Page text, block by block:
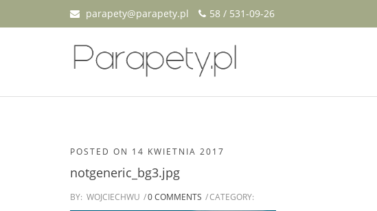
parapety@parapety.pl 58 / 531-09-26
POSTED ON 14 KWIETNIA 2017
notgeneric_bg3.jpg
BY: WOJCIECHWU 0 COMMENTS CATEGORY: